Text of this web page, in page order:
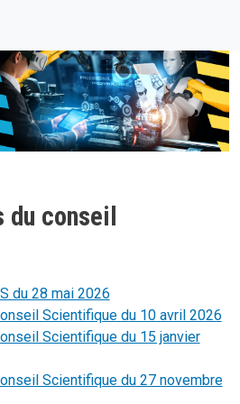
conseil
du 28 mai 2026
Scientifique du 10 avril 2026
Scientifique du 15 janvier
Scientifique du 27 novembre